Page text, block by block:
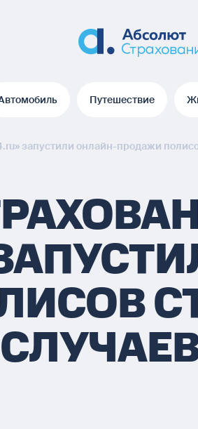
Путешествие
запустили онлайн-продажи